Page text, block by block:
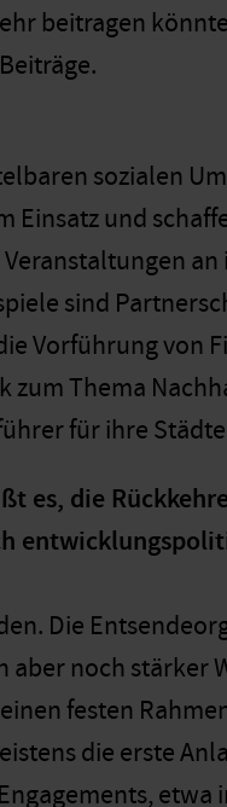
beitragen
sozialen
und
sind
Vorführung von
zum Thema
für ihre
es, die
Die
noch stärker
festen
die erste
etwa